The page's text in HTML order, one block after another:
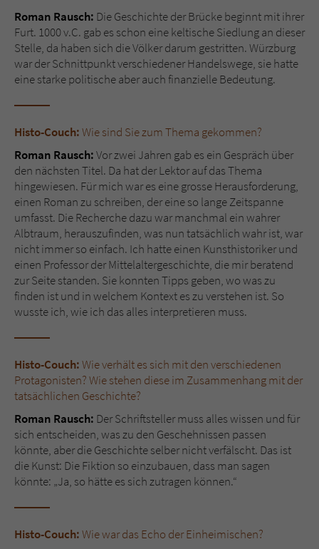
Roman Rausch: Die Geschichte der Brücke beginnt mit ihrer
Furt. 1000 v.C. gab es schon eine keltische Siedlung an dieser
Stelle, da haben sich die Völker darum gestritten. Würzburg
war der Schnittpunkt verschiedener Handelswege, sie hatte
eine starke politische aber auch finanzielle Bedeutung.
Histo-Couch:Wie sind Sie zum Thema gekommen?
Roman Rausch:Vor zwei Jahren gab es ein Gespräch über
den nächsten Titel. Da hat der Lektor auf das Thema
hingewiesen. Für mich war es eine grosse Herausforderung,
einen Roman zu schreiben, der eine so lange Zeitspanne
umfasst. Die Recherche dazu war manchmal ein wahrer
Albtraum, herauszufinden, was nun tatsächlich wahr ist, war
nicht immer so einfach. Ich hatte einen Kunsthistoriker und
einen Professor der Mittelaltergeschichte, die mir beratend
zur Seite standen. Sie konnten Tipps geben, wo was zu
finden ist und in welchem Kontext es zu verstehen ist. So
wusste ich, wie ich das alles interpretieren muss.
Histo-Couch:Wie verhält es sich mit den verschiedenen
Protagonisten? Wie stehen diese im Zusammenhang mit der
tatsächlichen Geschichte?
Roman Rausch: Der Schriftsteller muss alles wissen und für
sich entscheiden, was zu den Geschehnissen passen
könnte, aber die Geschichte selber nicht verfälscht. Das ist
die Kunst: Die Fiktion so einzubauen, dass man sagen
könnte: „Ja, so hätte es sich zutragen können.“
Histo-Couch:Wie war das Echo der Einheimischen?